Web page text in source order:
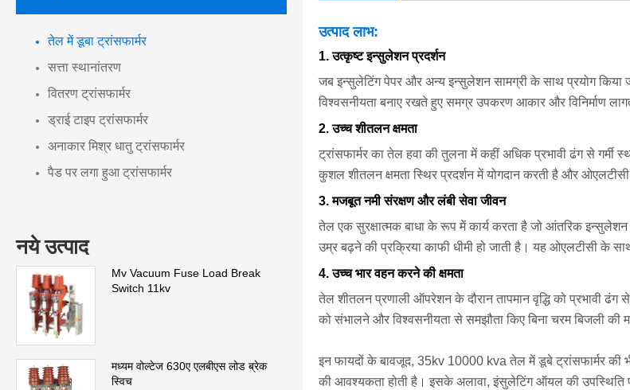
तेल में डूबा ट्रांसफार्मर
सत्ता स्थानांतरण
वितरण ट्रांसफार्मर
ड्राई टाइप ट्रांसफार्मर
अनाकार मिश्र धातु ट्रांसफार्मर
पैड पर लगा हुआ ट्रांसफार्मर
नये उत्पाद
Mv Vacuum Fuse Load Break
Switch 11kv
मध्यम वोल्टेज 630ए एलबीएस लोड ब्रेक
स्विच
उत्पाद लाभ:
1. उत्कृष्ट इन्सुलेशन प्रदर्शन
जब इन्सुलेटिंग पेपर और अन्य इन्सुलेशन सामग्री के साथ प्रयोग किया
विश्वसनीयता बनाए रखते हुए समग्र उपकरण आकार और विनिर्माण
2. उच्च शीतलन क्षमता
ट्रांसफार्मर का तेल हवा की तुलना में कहीं अधिक प्रभावी ढंग से गर्मी
कुशल शीतलन क्षमता स्थिर प्रदर्शन में योगदान करती है और
3. मजबूत नमी संरक्षण और लंबी सेवा जीवन
तेल एक सुरक्षात्मक बाधा के रूप में कार्य करता है जो आंतरिक
उम्र बढ़ने की प्रक्रिया काफी धीमी हो जाती है। यह ओएलटीसी के
4. उच्च भार वहन करने की क्षमता
तेल शीतलन प्रणाली ऑपरेशन के दौरान तापमान वृद्धि को प्रभावी
को संभालने और विश्वसनीयता से समझौता किए बिना चरम बिजली
इन फायदों के बावजूद, 35kv 10000 kva तेल में डूबे ट्रांसफार्मर की
की आवश्यकता होती है। इसके अलावा, इंसुलेटिंग ऑयल की उपस्थिति